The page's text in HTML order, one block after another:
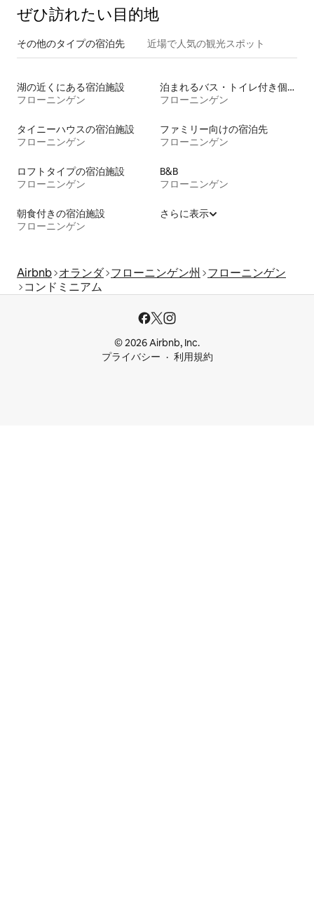
ぜひ訪⁠れ⁠た⁠い目⁠的⁠地
その他のタ⁠イ⁠プ⁠の宿⁠泊⁠先 近場で人気の観光スポット
湖の近くにある宿泊施設
フローニンゲン
泊まれるバス・トイレ付き個室
フローニンゲン
タイニーハウスの宿泊施設
フローニンゲン
ファミリー向けの宿泊先
フローニンゲン
ロフトタイプの宿泊施設
フローニンゲン
B&B
フローニンゲン
朝食付きの宿泊施設
フローニンゲン
さらに表示
Airbnb オランダ フローニンゲン州
フローニンゲン
コンドミニアム
© 2026 Airbnb, Inc.
プライバシー
利用規約